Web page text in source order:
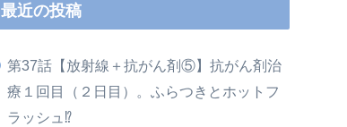
最近の投稿
第37話【放射線＋抗がん剤⑤】抗がん剤治
療１回目（２日目）。ふらつきとホットフ
ラッシュ⁉